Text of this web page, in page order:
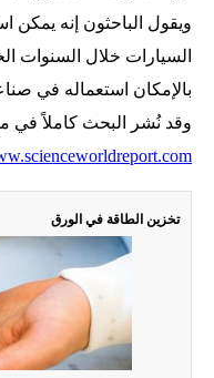
ويقول الباحثون إنه يمكن
السيارات خلال السنوات
بالإمكان استعماله في
وقد نُشر البحث كاملاً في
تخزين الطاقة في الورق